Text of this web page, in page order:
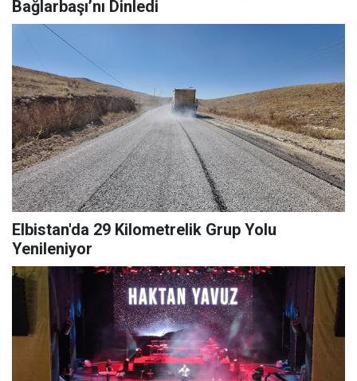
Bağlarbaşı’nı Dinledi
Elbistan'da 29 Kilometrelik Grup Yolu
Yenileniyor